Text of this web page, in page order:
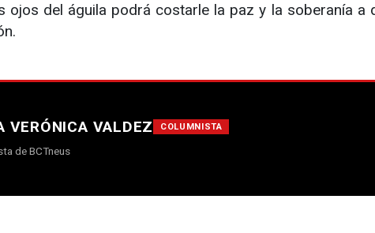
ojos del águila podrá costarle la paz y la soberanía
VERÓNICA VALDEZ COLUMNISTA
de BCTneus